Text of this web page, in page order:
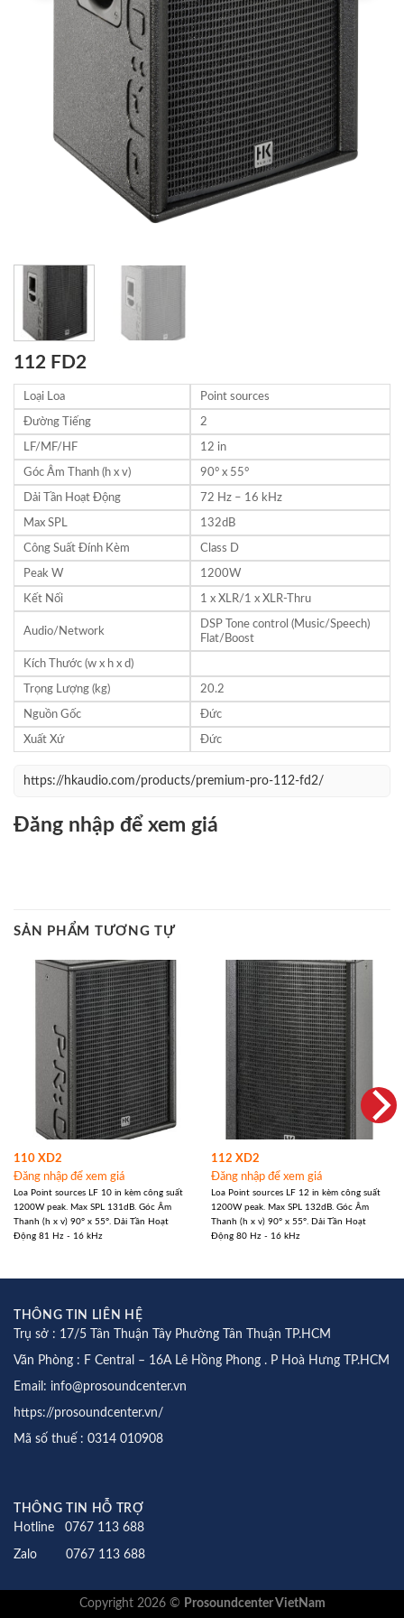
112 FD2
Loại Loa Point sources
Đường Tiếng 2
LF/MF/HF 12 in
Góc Âm Thanh (h x v) 90° x 55°
Dải Tần Hoạt Động 72 Hz – 16 kHz
Max SPL 132dB
Công Suất Đính Kèm Class D
Peak W 1200W
Kết Nối 1 x XLR/1 x XLR-Thru
Audio/Network
DSP Tone control (Music/Speech)
Flat/Boost
Kích Thước (w x h x d)
Trọng Lượng (kg) 20.2
Nguồn Gốc Đức
Xuất Xứ Đức
https://hkaudio.com/products/premium-pro-112-fd2/
Đăng nhập để xem giá
SẢN PHẨM TƯƠNG TỰ
110 XD2
Đăng nhập để xem giá
Loa Point sources LF 10 in kèm công suất
1200W peak. Max SPL 131dB. Góc Âm
Thanh (h x v) 90° x 55°. Dải Tần Hoạt
Động 81 Hz - 16 kHz
112 XD2
Đăng nhập để xem giá
Loa Point sources LF 12 in kèm công suất
1200W peak. Max SPL 132dB. Góc Âm
Thanh (h x v) 90° x 55°. Dải Tần Hoạt
Động 80 Hz - 16 kHz
THÔNG TIN LIÊN HỆ
Trụ sở : 17/5 Tân Thuận Tây Phường Tân Thuận TP.HCM
Văn Phòng : F Central – 16A Lê Hồng Phong . P Hoà Hưng TP.HCM
Email: info@prosoundcenter.vn
https://prosoundcenter.vn/
Mã số thuế : 0314 010908
THÔNG TIN HỖ TRỢ
Hotline 0767 113 688
Zalo 0767 113 688
Copyright 2026 © Prosoundcenter VietNam